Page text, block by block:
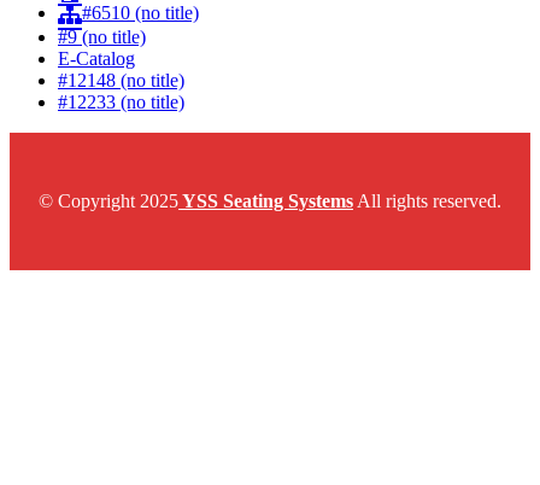
#6510 (no title)
#9 (no title)
E-Catalog
#12148 (no title)
#12233 (no title)
© Copyright 2025YSS Seating Systems All rights reserved.